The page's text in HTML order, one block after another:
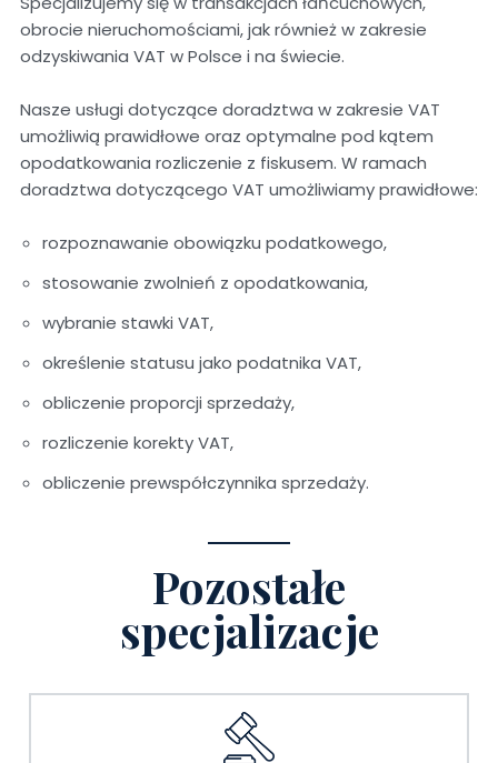
obrocie nieruchomościami, jak również w zakresie
odzyskiwania VAT w Polsce i na świecie.
Nasze usługi dotyczące doradztwa w zakresie VAT
umożliwią prawidłowe oraz optymalne pod kątem
opodatkowania rozliczenie z fiskusem. W ramach
doradztwa dotyczącego VAT umożliwiamy prawidłowe:
rozpoznawanie obowiązku podatkowego,
stosowanie zwolnień z opodatkowania,
wybranie stawki VAT,
określenie statusu jako podatnika VAT,
obliczenie proporcji sprzedaży,
rozliczenie korekty VAT,
obliczenie prewspółczynnika sprzedaży.
Pozostałe
specjalizacje